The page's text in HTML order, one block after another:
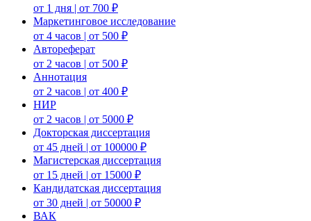
от 1 дня | от 700 ₽
Маркетинговое исследование
от 4 часов | от 500 ₽
Автореферат
от 2 часов | от 500 ₽
Аннотация
от 2 часов | от 400 ₽
НИР
от 2 часов | от 5000 ₽
Докторская диссертация
от 45 дней | от 100000 ₽
Магистерская диссертация
от 15 дней | от 15000 ₽
Кандидатская диссертация
от 30 дней | от 50000 ₽
ВАК